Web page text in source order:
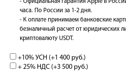
- Официальная гарантия Apple в
часа. По России за 1-2 дня.
- К оплате принимаем банковские
безналичный расчет от юридических
криптовалюту USDT.
+10% УСН (+1 400 руб.)
+ 25% НДС (+3 500 руб.)